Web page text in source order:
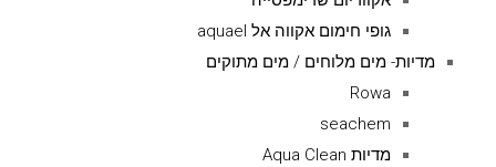
גופי חימום אקווה אל aquael
מדיות- מים מלוחים / מים מתוקים
Rowa
seachem
מדיות Aqua Clean